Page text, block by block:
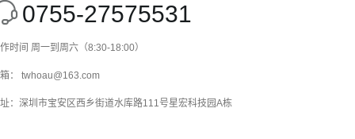
0755-27575531
时间 周一到周六（8:30-18:00）
： twhoau@163.com
：深圳市宝安区西乡街道水库路111号星宏科技园A栋